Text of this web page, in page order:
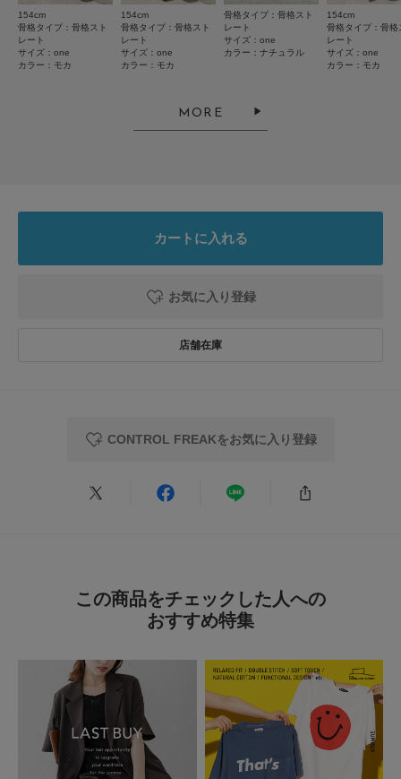
とじる
154cm
骨格タイプ：骨格スト
レート
サイズ：one
カラー：モカ
154cm
骨格タイプ：骨格スト
レート
サイズ：one
カラー：モカ
骨格タイプ：骨格スト
レート
サイズ：one
カラー：ナチュラル
154cm
骨格タイプ：骨格
レート
サイズ：one
カラー：モカ
MORE
カートに入れる
お気に入り登録
CONTROL FREAKをお気に入り登録
この商品をチェックした人への
おすすめ特集